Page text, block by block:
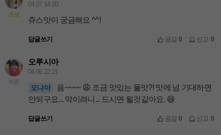
초보
04.07 14:20
쥬스맛이 궁금해요 ^^!
답글쓰기 공감0 신고 0
지존
오루시아
04.06 22:21
모나마
음~~~~ 😩 조금 맛있는 풀맛?! 맛에 넘 기대하면
안되구요... 약이려니... 드시면 될것같아요. 😆
답글쓰기 공감0 신고 0